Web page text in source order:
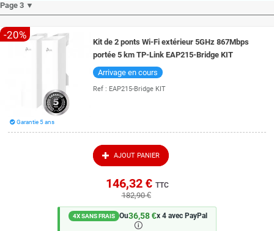
Page 3 ▼
-20%
Kit de 2 ponts Wi-Fi extérieur 5GHz 867Mbps
portée 5 km TP-Link EAP215-Bridge KIT
Arrivage en cours
Ref : EAP215-Bridge KIT
Garantie 5 ans
AJOUT PANIER
146,32 € TTC
182,90 €
4X SANS FRAIS Ou36,58 €x 4 avec PayPal
🛈